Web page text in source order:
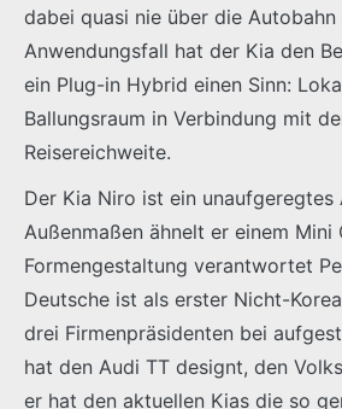
dabei quasi nie über die
Anwendungsfall hat der Kia den
ein Plug-in Hybrid einen Sinn:
Ballungsraum in Verbindung mit
Reisereichweite.
Der Kia Niro ist ein unaufgeregtes
Außenmaßen ähnelt er einem Mini
Formengestaltung verantwortet
Deutsche ist als erster Nicht-
drei Firmenpräsidenten bei
hat den Audi TT designt, den
er hat den aktuellen Kias die so